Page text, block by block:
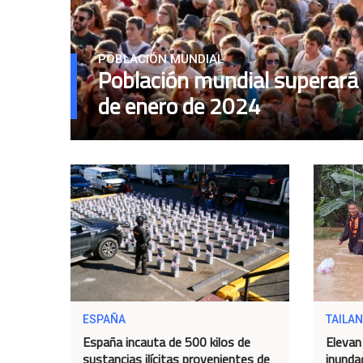
POBLACIÓN MUNDIAL
Población mundial
de enero de 2024
ESPAÑA
España incauta de 500 kilos de
sustancias ilícitas provenientes de